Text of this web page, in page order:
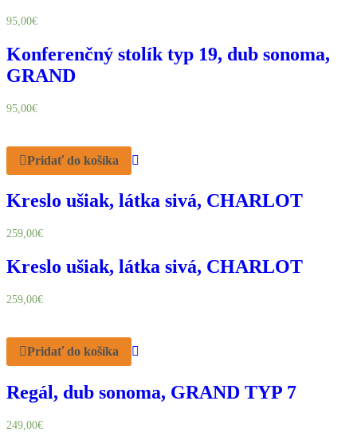
95,00€
Konferenčný stolík typ 19, dub sonoma,
GRAND
95,00€
Pridať do košíka
Kreslo ušiak, látka sivá, CHARLOT
259,00€
Kreslo ušiak, látka sivá, CHARLOT
259,00€
Pridať do košíka
Regál, dub sonoma, GRAND TYP 7
249,00€